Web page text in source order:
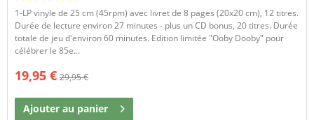
1-LP vinyle de 25 cm (45rpm) avec livret de 8 pages (20x20 cm), 12 titres.
Durée de lecture environ 27 minutes - plus un CD bonus, 20 titres. Durée
totale de jeu d'environ 60 minutes. Edition limitée "Ooby Dooby" pour
célébrer le 85e...
19,95 € 29,95 €
Ajouter au panier